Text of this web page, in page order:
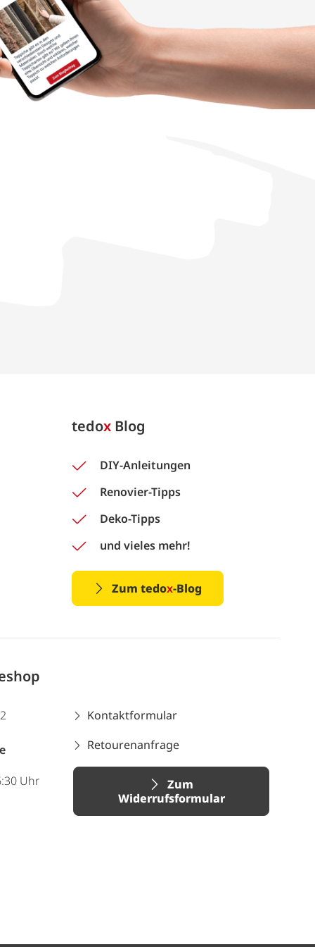
tedox Blog
DIY-Anleitungen
Renovier-Tipps
Deko-Tipps
und vieles mehr!
Zum tedox-Blog
Uhr
Kontaktformular
Retourenanfrage
Zum
Widerrufsformular